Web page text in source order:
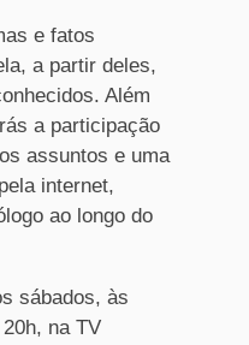
e fatos
a partir deles,
Além
a participação
assuntos e uma
internet,
ao longo do
sábados, às
na TV